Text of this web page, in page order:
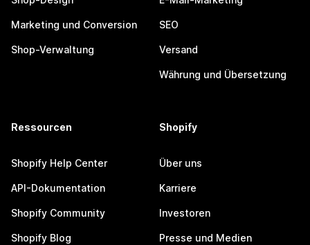
Marketing und Conversion
Shop-Verwaltung
SEO
Versand
Währung und Übersetzung
Ressourcen
Shopify Help Center
API-Dokumentation
Shopify Community
Shopify Blog
Shopify
Über uns
Karriere
Investoren
Presse und Medien